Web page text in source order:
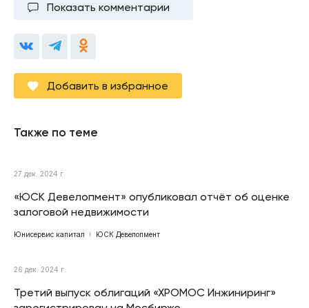
Показать комментарии
Добавить в избранное
Также по теме
27 дек. 2024 г.
«ЮСК Девелопмент» опубликовал отчёт об оценке
залоговой недвижимости
Юнисервис капитал ЮСК Девелопмент
26 дек. 2024 г.
Третий выпуск облигаций «ХРОМОС Инжиниринг»